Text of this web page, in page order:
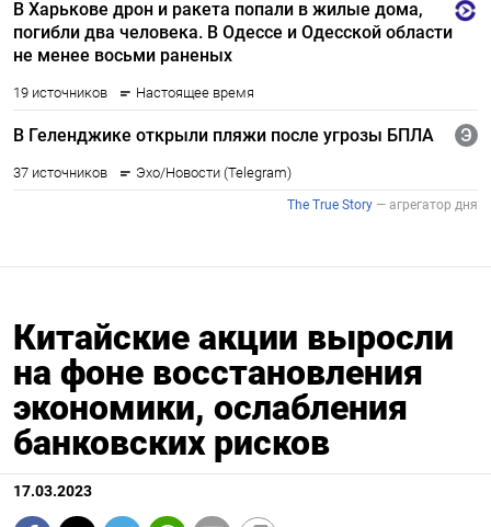
Китайские акции выросли
на фоне восстановления
экономики, ослабления
банковских рисков
17.03.2023